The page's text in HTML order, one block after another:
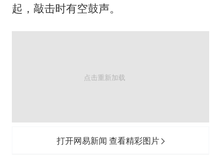
秋天的第一杯奶茶到底有多火
我国外贸延续良好增长态势
起，敲击时有空鼓声。
打开网易新闻 查看精彩图片